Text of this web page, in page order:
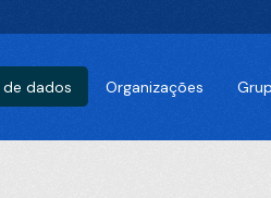
dados Organizações